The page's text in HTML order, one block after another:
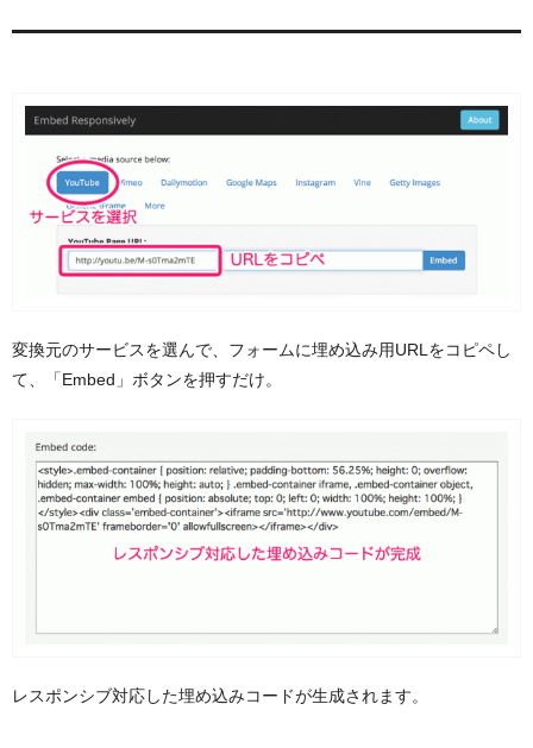
変換元のサービスを選んで、フォームに埋め込み用URLをコピペし
て、「Embed」ボタンを押すだけ。
レスポンシブ対応した埋め込みコードが生成されます。